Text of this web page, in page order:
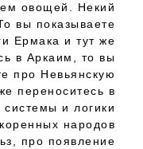
овощей. Некий
вы показываете
Ермака и тут же
в Аркаим, то вы
про Невьянскую
переноситесь в
и логики
народов
про появление